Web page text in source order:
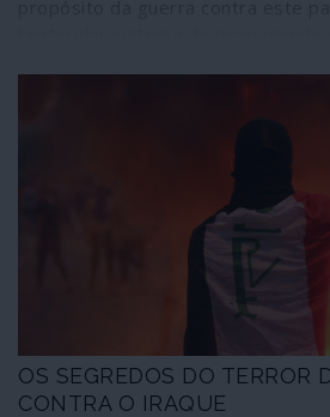
documentos oficiais resultantes de
OS SEGREDOS DO TERROR
CONTRA O IRAQUE